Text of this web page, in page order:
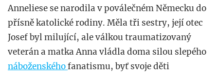
Anneliese se narodila v poválečném Německu do
přísně katolické rodiny. Měla tři sestry, její otec
Josef byl milující, ale válkou traumatizovaný
veterán a matka Anna vládla doma silou slepého
náboženskéhofanatismu, byť svoje děti